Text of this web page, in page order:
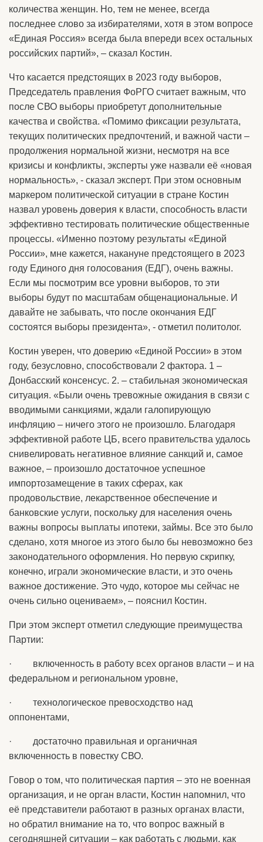
количества женщин. Но, тем не менее, всегда
последнее слово за избирателями, хотя в этом вопросе
«Единая Россия» всегда была впереди всех остальных
российских партий», – сказал Костин.
Что касается предстоящих в 2023 году выборов,
Председатель правления ФоРГО считает важным, что
после СВО выборы приобретут дополнительные
качества и свойства. «Помимо фиксации результата,
текущих политических предпочтений, и важной части –
продолжения нормальной жизни, несмотря на все
кризисы и конфликты, эксперты уже назвали её «новая
нормальность», - сказал эксперт. При этом основным
маркером политической ситуации в стране Костин
назвал уровень доверия к власти, способность власти
эффективно тестировать политические общественные
процессы. «Именно поэтому результаты «Единой
России», мне кажется, накануне предстоящего в 2023
году Единого дня голосования (ЕДГ), очень важны.
Если мы посмотрим все уровни выборов, то эти
выборы будут по масштабам общенациональные. И
давайте не забывать, что после окончания ЕДГ
состоятся выборы президента», - отметил политолог.
Костин уверен, что доверию «Единой России» в этом
году, безусловно, способствовали 2 фактора. 1 –
Донбасский консенсус. 2. – стабильная экономическая
ситуация. «Были очень тревожные ожидания в связи с
вводимыми санкциями, ждали галопирующую
инфляцию – ничего этого не произошло. Благодаря
эффективной работе ЦБ, всего правительства удалось
снивелировать негативное влияние санкций и, самое
важное, – произошло достаточное успешное
импортозамещение в таких сферах, как
продовольствие, лекарственное обеспечение и
банковские услуги, поскольку для населения очень
важны вопросы выплаты ипотеки, займы. Все это было
сделано, хотя многое из этого было бы невозможно без
законодательного оформления. Но первую скрипку,
конечно, играли экономические власти, и это очень
важное достижение. Это чудо, которое мы сейчас не
очень сильно оцениваем», – пояснил Костин.
При этом эксперт отметил следующие преимущества
Партии:
· включенность в работу всех органов власти – и на
федеральном и региональном уровне,
· технологическое превосходство над
оппонентами,
· достаточно правильная и органичная
включенность в повестку СВО.
Говор о том, что политическая партия – это не военная
организация, и не орган власти, Костин напомнил, что
её представители работают в разных органах власти,
но обратил внимание на то, что вопрос важный в
сегодняшней ситуации – как работать с людьми, как